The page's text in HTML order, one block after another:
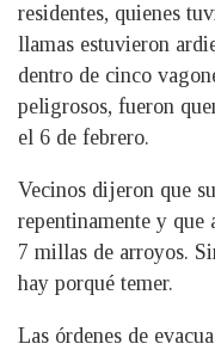
residentes, quienes
llamas estuvieron
dentro de cinco
peligrosos, fueron
el 6 de febrero.
Vecinos dijeron que
repentinamente y que
7 millas de arroyos.
hay porqué temer.
Las órdenes de